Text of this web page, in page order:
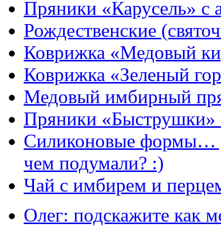
Пряники «Карусель» с
Рождественские
Коврижка «Медовый
Коврижка «Зеленый
Медовый имбирный
Пряники «Быструшки»
Силиконовые формы…
чем подумали? :)
Чай с имбирем и
Олег: подскажите как